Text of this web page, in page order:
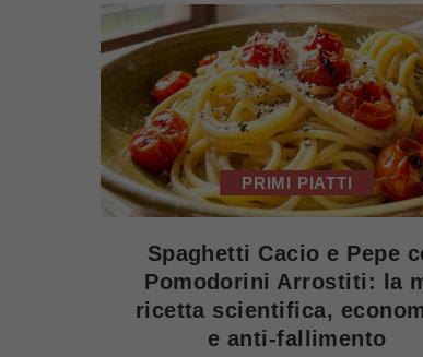
PRIMI PIATTI
Spaghetti Cacio e Pepe
Pomodorini Arrostiti: la
ricetta scientifica,
e anti-fallimento